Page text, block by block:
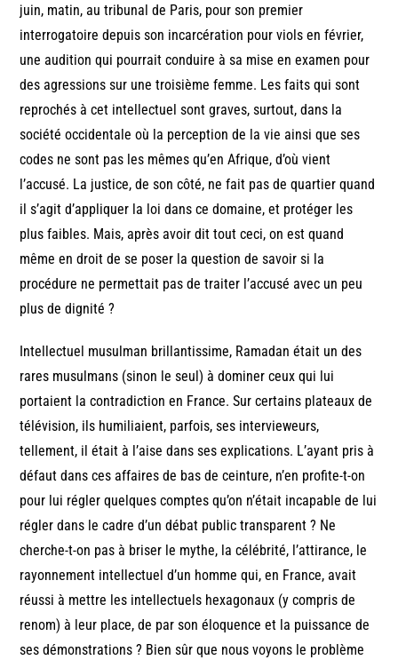
juin, matin, au tribunal de Paris, pour son premier
interrogatoire depuis son incarcération pour viols en février,
une audition qui pourrait conduire à sa mise en examen pour
des agressions sur une troisième femme. Les faits qui sont
reprochés à cet intellectuel sont graves, surtout, dans la
société occidentale où la perception de la vie ainsi que ses
codes ne sont pas les mêmes qu’en Afrique, d’où vient
l’accusé. La justice, de son côté, ne fait pas de quartier quand
il s’agit d’appliquer la loi dans ce domaine, et protéger les
plus faibles. Mais, après avoir dit tout ceci, on est quand
même en droit de se poser la question de savoir si la
procédure ne permettait pas de traiter l’accusé avec un peu
plus de dignité ?
Intellectuel musulman brillantissime, Ramadan était un des
rares musulmans (sinon le seul) à dominer ceux qui lui
portaient la contradiction en France. Sur certains plateaux de
télévision, ils humiliaient, parfois, ses intervieweurs,
tellement, il était à l’aise dans ses explications. L’ayant pris à
défaut dans ces affaires de bas de ceinture, n’en profite-t-on
pour lui régler quelques comptes qu’on n’était incapable de lui
régler dans le cadre d’un débat public transparent ? Ne
cherche-t-on pas à briser le mythe, la célébrité, l’attirance, le
rayonnement intellectuel d’un homme qui, en France, avait
réussi à mettre les intellectuels hexagonaux (y compris de
renom) à leur place, de par son éloquence et la puissance de
ses démonstrations ? Bien sûr que nous voyons le problème